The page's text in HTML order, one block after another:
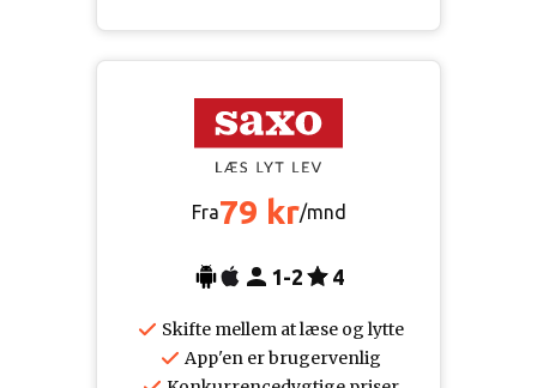
Fra79 kr/mnd
1-2 4
Skifte mellem at læse og lytte
App'en er brugervenlig